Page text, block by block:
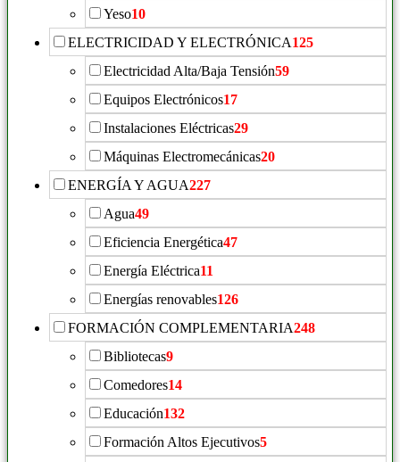
Yeso10
ELECTRICIDAD Y ELECTRÓNICA125
Electricidad Alta/Baja Tensión59
Equipos Electrónicos17
Instalaciones Eléctricas29
Máquinas Electromecánicas20
ENERGÍA Y AGUA227
Agua49
Eficiencia Energética47
Energía Eléctrica11
Energías renovables126
FORMACIÓN COMPLEMENTARIA248
Bibliotecas9
Comedores14
Educación132
Formación Altos Ejecutivos5